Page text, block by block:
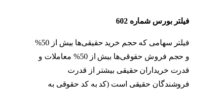
فیلتر بورس شماره 602
فیلتر سهامی که حجم خرید حقیقی‌ها بیش از 50%
و حجم فروش حقوقی‌ها بیش از 50% معاملات و
قدرت خریداران حقیقی بیشتر از قدرت
فروشندگان حقیقی است (کد به کد حقوقی به